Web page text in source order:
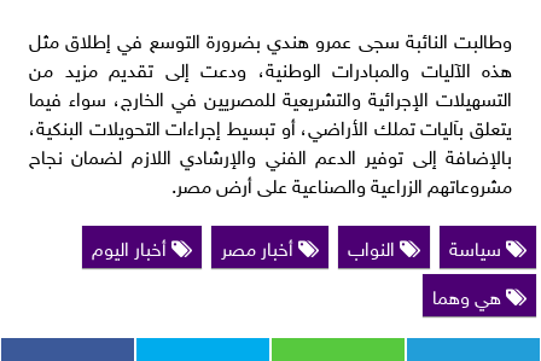
وطالبت النائبة سجى عمرو هندي بضرورة التوسع في إطلاق مثل
هذه الآليات والمبادرات الوطنية، ودعت إلى تقديم مزيد من
التسهيلات الإجرائية والتشريعية للمصريين في الخارج، سواء فيما
يتعلق بآليات تملك الأراضي، أو تبسيط إجراءات التحويلات البنكية،
بالإضافة إلى توفير الدعم الفني والإرشادي اللازم لضمان نجاح
مشروعاتهم الزراعية والصناعية على أرض مصر.
سياسة
النواب أخبار مصر
أخبار اليوم
هي وهما